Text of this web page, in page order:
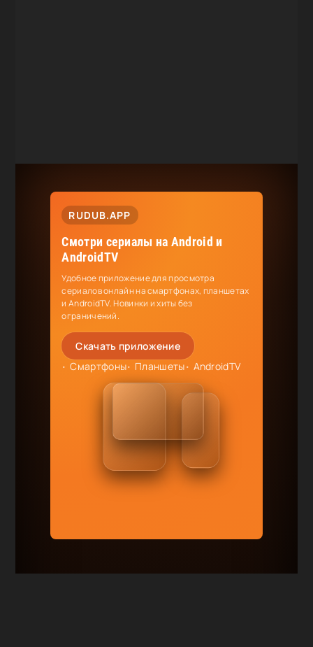
RUDUB.APP
Смотри сериалы на Android и
AndroidTV
Удобное приложение для просмотра
сериалов онлайн на смартфонах, планшетах
и AndroidTV. Новинки и хиты без
ограничений.
Скачать приложение
Смартфоны
Планшеты AndroidTV